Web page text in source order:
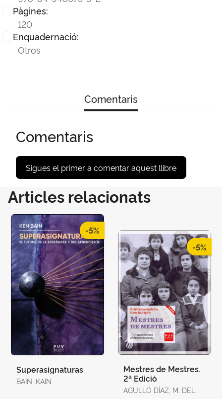
Pàgines:
120
Enquadernació:
Otros
Comentaris
Comentaris
Sigues el primer a comentar aquest llibre
Articles relacionats
-5%
Superasignaturas
BAIN, KAIN
-5%
Mestres de Mestres.
2ª Edició
AGULLÓ DÍAZ, M. DEL